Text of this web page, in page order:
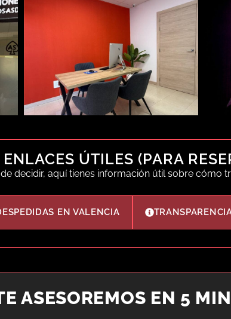
ÚTILES (PARA
decidir, aquí tienes información útil sobre cómo
EN VALENCIA
ASESOREMOS EN 5